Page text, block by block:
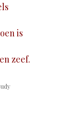
is
zeef.